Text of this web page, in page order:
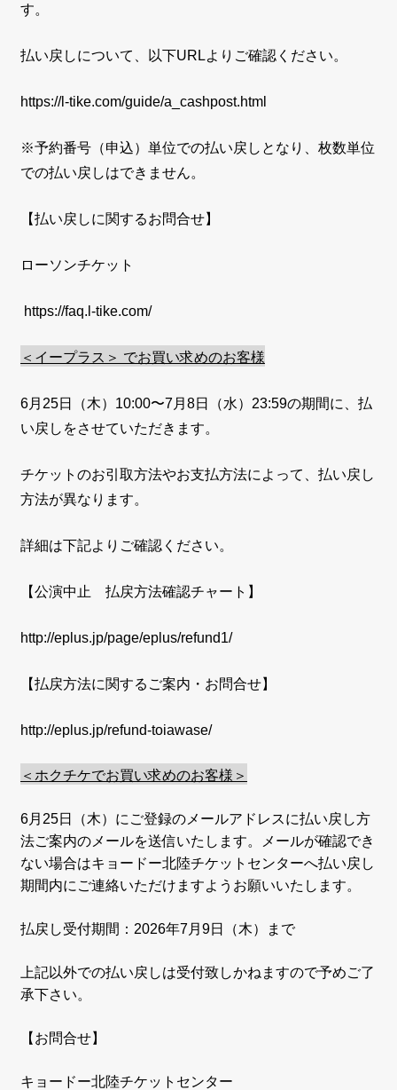
す。
払い戻しについて、以下URLよりご確認ください。
https://l-tike.com/guide/a_cashpost.html
※予約番号（申込）単位での払い戻しとなり、枚数単位
での払い戻しはできません。
【払い戻しに関するお問合せ】
ローソンチケット
https://faq.l-tike.com/
＜イープラス＞ でお買い求めのお客様
6月 25日（木）10:00〜7月 8日（水）23:59の期間に、払
い戻しをさせていただきます。
チケットのお引取方法やお支払方法によって、払い戻し
方法が異なります。
詳細は下記よりご確認ください。
【公演中止 払戻方法確認チャート】
http://eplus.jp/page/eplus/refund1/
【払戻方法に関するご案内・お問合せ】
http://eplus.jp/refund-toiawase/
＜ホクチケでお買い求めのお客様＞
6月25日（木）にご登録のメールアドレスに払い戻し方
法ご案内のメールを送信いたします。メールが確認でき
ない場合はキョードー北陸チケットセンターへ払い戻し
期間内にご連絡いただけますようお願いいたします。
払戻し受付期間：2026年7月9日（木）まで
上記以外での払い戻しは受付致しかねますので予めご了
承下さい。
【お問合せ】
キョードー北陸チケットセンター